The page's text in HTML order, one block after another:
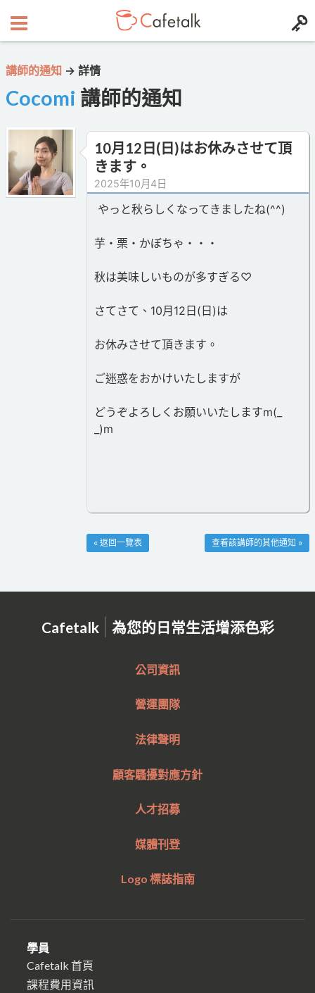
講師的通知 → 詳情
Cocomi 講師的通知
10月12日(日)はお休みさせて頂
きます。
2025年10月4日
やっと秋らしくなってきましたね(^^)
芋・栗・かぼちゃ・・・
秋は美味しいものが多すぎる♡
さてさて、10月12日(日)は
お休みさせて頂きます。
ご迷惑をおかけいたしますが
どうぞよろしくお願いいたしますm(_
_)m
查看該講師的其他通知 »
« 返回一覽表
Cafetalk | 為您的日常生活增添色彩
公司資訊
營運團隊
法律聲明
顧客騷擾對應方針
人才招募
媒體刊登
Logo 標誌指南
學員
Cafetalk 首頁
課程費用資訊